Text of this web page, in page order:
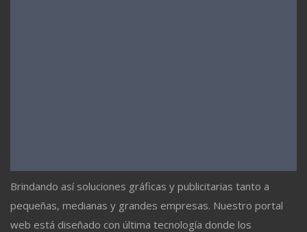
Brindando así soluciones gráficas y publicitarias tanto a
pequeñas, medianas y grandes empresas. Nuestro portal
web está diseñado con última tecnología donde los